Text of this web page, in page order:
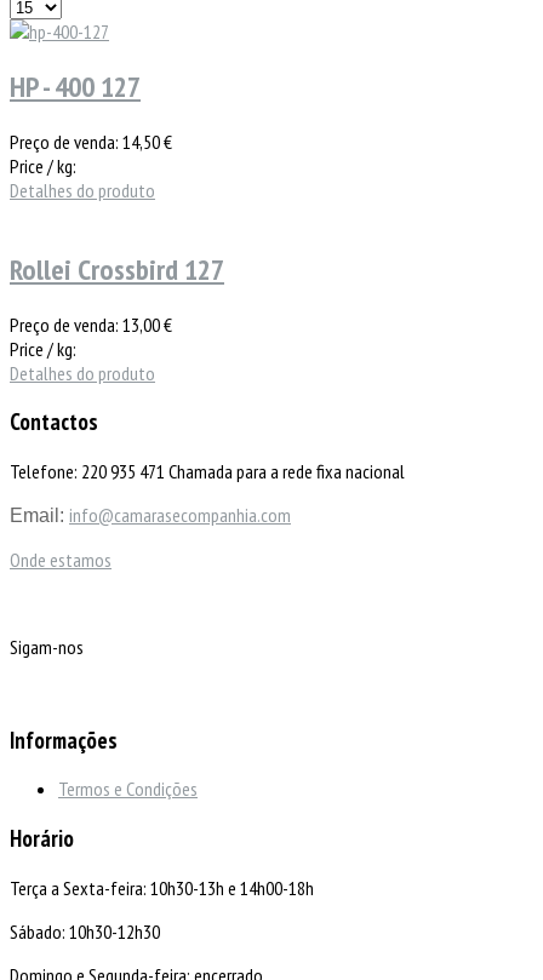
HP - 400 127
Preço de venda: 14,50 €
Price / kg:
Detalhes do produto
Rollei Crossbird 127
Preço de venda: 13,00 €
Price / kg:
Detalhes do produto
Contactos
Telefone: 220 935 471 Chamada para a rede fixa nacional
Email: info@camarasecompanhia.com
Onde estamos
Sigam-nos
Informações
Termos e Condições
Horário
Terça a Sexta-feira: 10h30-13h e 14h00-18h
Sábado: 10h30-12h30
Domingo e Segunda-feira: encerrado